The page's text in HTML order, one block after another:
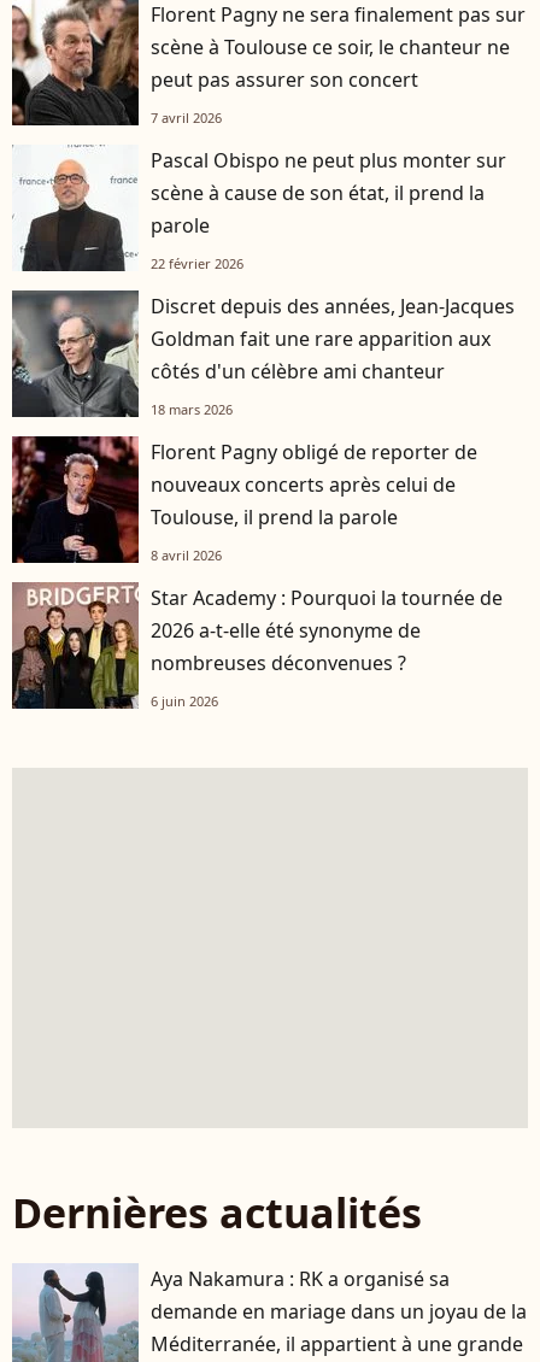
Florent Pagny ne sera finalement pas sur
scène à Toulouse ce soir, le chanteur ne
peut pas assurer son concert
7 avril 2026
Pascal Obispo ne peut plus monter sur
scène à cause de son état, il prend la
parole
22 février 2026
Discret depuis des années, Jean-Jacques
Goldman fait une rare apparition aux
côtés d'un célèbre ami chanteur
18 mars 2026
Florent Pagny obligé de reporter de
nouveaux concerts après celui de
Toulouse, il prend la parole
8 avril 2026
Star Academy : Pourquoi la tournée de
2026 a-t-elle été synonyme de
nombreuses déconvenues ?
6 juin 2026
Dernières actualités
Aya Nakamura : RK a organisé sa
demande en mariage dans un joyau de la
Méditerranée, il appartient à une grande